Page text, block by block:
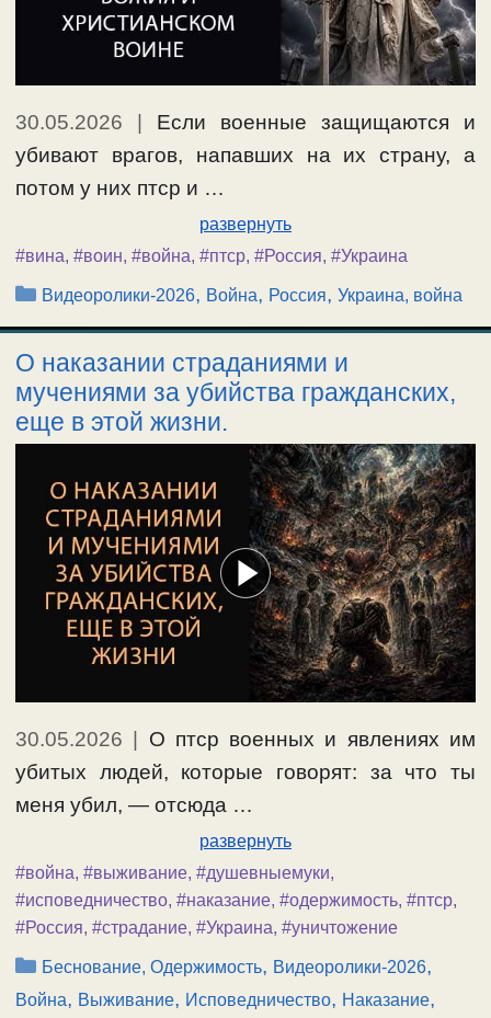
30.05.2026
Если военные защищаются и
убивают врагов, напавших на их страну, а
потом у них птср и …
развернуть
#вина, #воин, #война, #птср, #Россия, #Украина
Рубрики
Видеоролики-2026, Война, Россия,Украина, война
О наказании страданиями и
мучениями за убийства гражданских,
еще в этой жизни.
30.05.2026 | О птср военных и явлениях им
убитых людей, которые говорят: за что ты
меня убил, — отсюда …
развернуть
#война, #выживание, #душевныемуки,
#исповедничество, #наказание, #одержимость, #птср,
#Россия, #страдание, #Украина, #уничтожение
Рубрики
Беснование, Одержимость, Видеоролики-2026,
Война, Выживание, Исповедничество, Наказание,